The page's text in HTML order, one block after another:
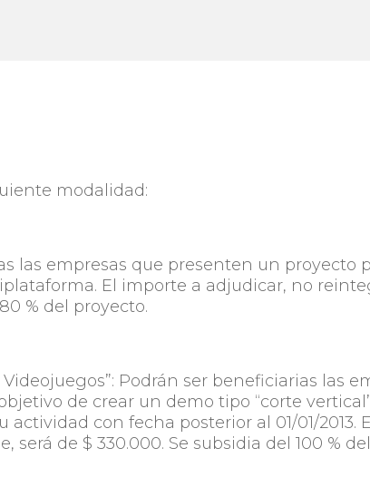
modalidad:
las empresas que presenten un proyecto
El importe a adjudicar, no
% del proyecto.
Podrán ser beneficiarias las
de crear un demo tipo “corte
con fecha posterior al 01/01/2013.
de $ 330.000. Se subsidia del 100 % del